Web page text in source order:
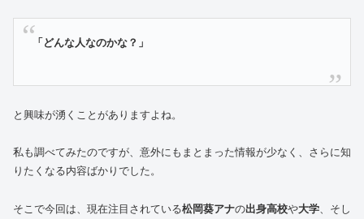
「どんな人なのかな？」
と興味が湧くことがありますよね。
私も調べてみたのですが、意外にもまとまった情報が少なく、さらに知
りたくなる内容ばかりでした。
そこで今回は、現在注目されている松岡葵アナの出身高校や大学 、そし